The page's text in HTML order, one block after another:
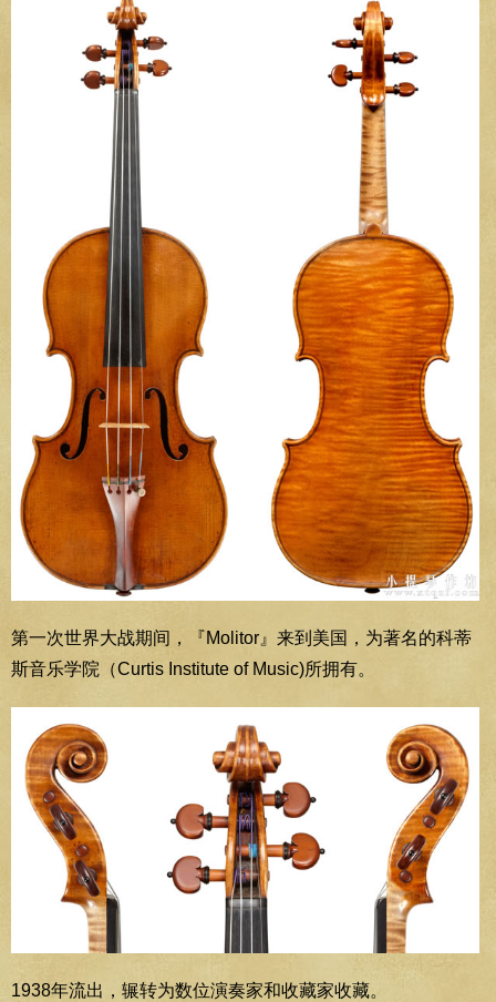
第一次世界大战期间，『Molitor』来到美国，为著名的科蒂
斯音乐学院（Curtis Institute of Music)所拥有。
1938年流出，辗转为数位演奏家和收藏家收藏。